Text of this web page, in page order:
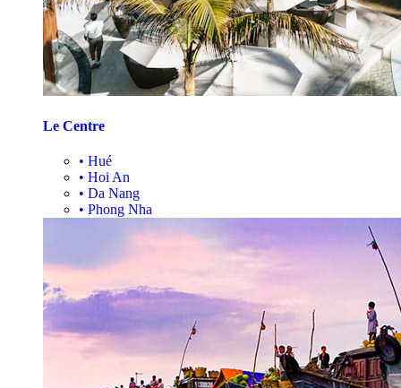
Le Centre
• Hué
• Hoi An
• Da Nang
• Phong Nha